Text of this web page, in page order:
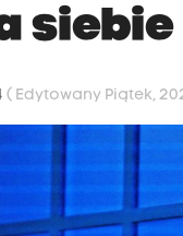
( Edytowany Piątek,